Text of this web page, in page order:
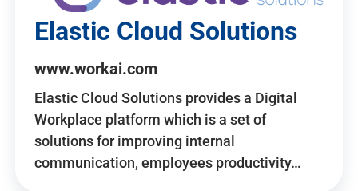
Elastic Cloud Solutions
www.workai.com
Elastic Cloud Solutions provides a Digital
Workplace platform which is a set of
solutions for improving internal
communication, employees productivity…